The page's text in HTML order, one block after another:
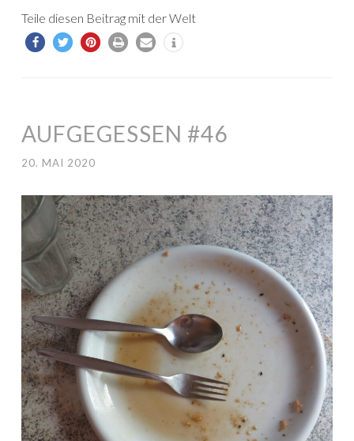
Teile diesen Beitrag mit der Welt
AUFGEGESSEN #46
20. MAI 2020